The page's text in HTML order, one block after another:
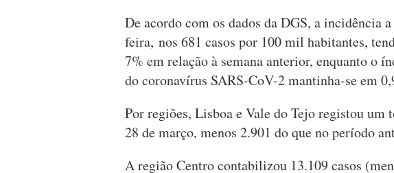
De acordo com os dados da DGS, a incidência
feira, nos 681 casos por 100 mil habitantes,
7% em relação à semana anterior, enquanto o
do coronavírus SARS-CoV-2 mantinha-se em
Por regiões, Lisboa e Vale do Tejo registou um
28 de março, menos 2.901 do que no período
A região Centro contabilizou 13.109 casos